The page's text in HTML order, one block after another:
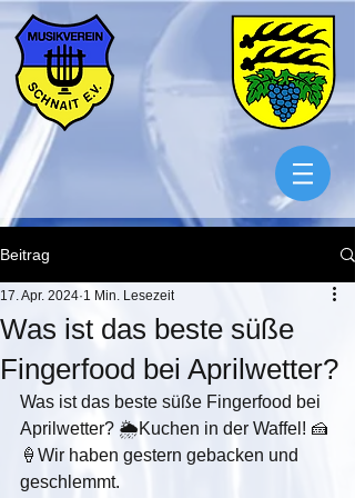
Beitrag
Was ist das beste süße
Fingerfood bei Aprilwetter?
17. Apr. 2024 1 Min. Lesezeit
Was ist das beste süße Fingerfood bei
Aprilwetter? 🌦️Kuchen in der Waffel! 🍰
🍦Wir haben gestern gebacken und
geschlemmt.